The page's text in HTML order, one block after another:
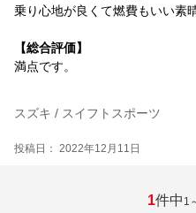
乗り心地が良くて燃費もいい素
【総合評価】
満点です。
スズキ / スイフトスポーツ
投稿日： 2022年12月11日
1件中 1